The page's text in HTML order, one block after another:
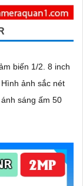
biến 1/2. 8 inch
sáng ấm 50